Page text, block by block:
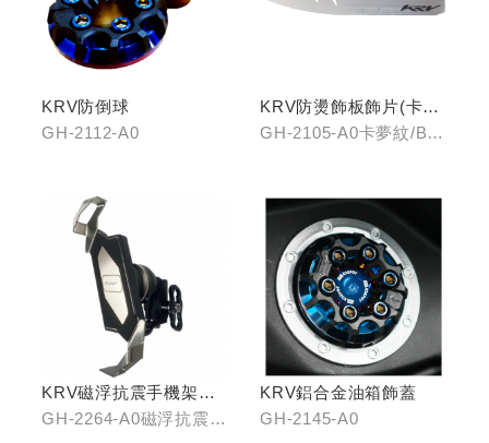
KRV防倒球
GH-2112-A0
KRV防燙飾板飾片(卡夢
紋/金屬髮絲)
GH-2105-A0卡夢紋/B0
KRV磁浮抗震手機架組
(含整合支架)
GH-2264-A0磁浮抗震手
KRV鋁合金油箱飾蓋
GH-2145-A0